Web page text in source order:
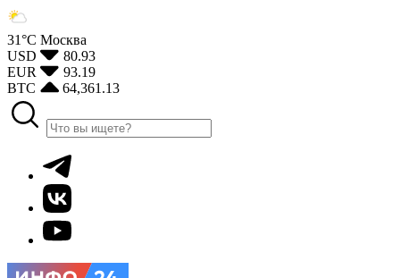
31°С Москва
USD
80.93
EUR
93.19
BTC
64,361.13